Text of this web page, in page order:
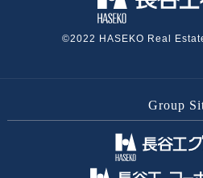
2025.08.04
「ブランシエラ宮崎」のホ
【速報】おかげさまで、「
悠久の杜」は、＜全54邸
©2022 HASEKO Real
Group